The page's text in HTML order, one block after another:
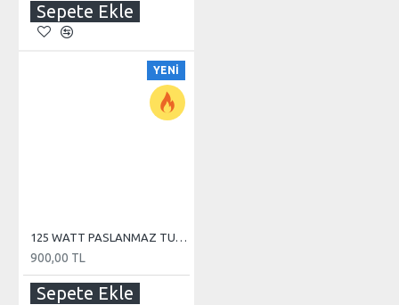
Sepete Ekle
YENI
125 WATT PASLANMAZ TUBE REZİSTANS
900,00 TL
Sepete Ekle